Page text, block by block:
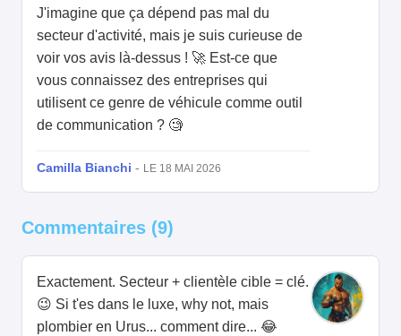
J'imagine que ça dépend pas mal du
secteur d'activité, mais je suis curieuse de
voir vos avis là-dessus ! 🚀 Est-ce que
vous connaissez des entreprises qui
utilisent ce genre de véhicule comme outil
de communication ? 🧐
Camilla Bianchi - LE 18 MAI 2026
Commentaires (9)
Exactement. Secteur + clientèle cible = clé.
😉 Si t'es dans le luxe, why not, mais
plombier en Urus... comment dire... 😂